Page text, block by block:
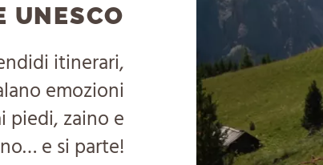
UNESCO
itinerari,
emozioni
piedi, zaino e
e si parte!